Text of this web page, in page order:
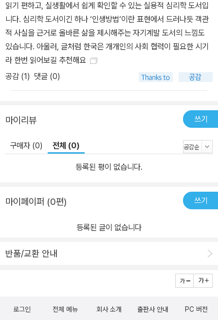
든 않든 인간은 목표에 따라서 움직인다고 생각했다. 이기적인 목표
이든 사회적인 목표이든 목적이 있는 사람은 마음에 활기가 있고 목
표달성을 위해 끊임없이 노력한다. 현재의 자신은 어떤 사람이고 미
래에는 어떤 사람이 되고 싶은지 자신이 쓴 이야기에 따라 살아간다.
사실에 바탕을 두고 있다고 단정할 수는 없지만, 이 이야기 덕분에 언
제나 목표를 향해 씩씩하게 나아가는 것이다. 아들러는 인간의 마음
이 잘 깨지지도 변하지도 않는 이유는 바로 이 목표지향성 때문이라
결정론을 배척하고, 공동체의식을 기르기 위한 학교교육의 중요성을
독자적인 방식으로 규정하며 살아간다. 아들러는 개인이, 더 나아가
서는 인류가 행복하게 살아갈 수 있게 하는 하나의, 그리고 가장 중요
하게 나온다. 이 세상은 위험한 곳이 아니다. 타인은 적이 아니라 동료
(Mitmenschen)이고, 이러한 타인과 관계 맺음으로써 자신의 생존
로부터 받기만 하는 게 아니라, 자신도 타인에게 공헌하고 싶다. 그렇
계를 내실로 하는 인생과제에 맞설 수 있다고 아들러는 생각한 것이
자신의 존재를 인류의 일부로 느끼고 인류와 함께 살고 있다고 실감
오로지 하나의 방법이며, 한 사람 한 사람의 정신상태가 건전한지 아
읽기 편하고, 실생활에서 쉽게 확인할 수 있는 실용적 심리학 도서입
니다. 심리학 도서이긴 하나 ‘인생방법‘이란 표현에서 드러나듯 객관
적 사실을 근거로 올바른 삶을 제시해주는 자기계발 도서의 느낌도
있습니다. 아울러, 글처럼 한국은 개개인의 사회 협력이 필요한 시기
라 한번 읽어보길 추천해요
공감 (1) 댓글 (0)
마이리뷰 쓰기
구매자 (0) 전체 (0)
등록된 평이 없습니다.
마이페이퍼 (0편) 쓰기
등록된 글이 없습니다
반품/교환 안내
로그인 전체 메뉴 회사 소개 출판사 안내 PC 버전